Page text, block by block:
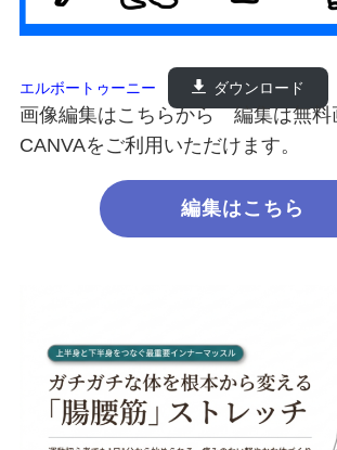
エルボートゥーニー ダウンロード
画像編集はこちらから 編集は無料
CANVAをご利用いただけます。
編集はこちら